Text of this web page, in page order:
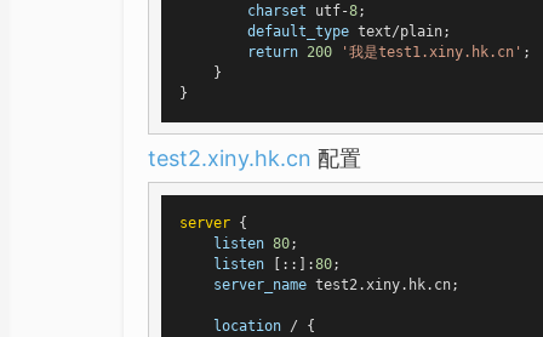
charset utf-8;
default_type text/plain;
return
200 '我是test1.xiny.hk.cn' ;
    }
test2.xiny.hk.cn 配置
server {
listen 80;
listen [::]:80;
server_name test2.xiny.hk.cn;
location / {